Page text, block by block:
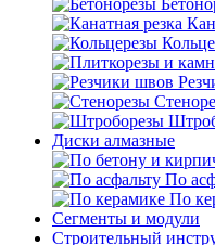
Диски алмазные
По
По
Сегменты и модули
Строительный